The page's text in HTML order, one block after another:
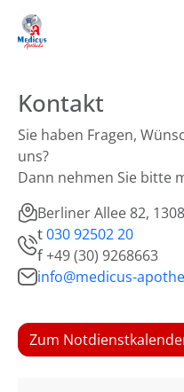
Kontakt
Sie haben Fragen,
uns?
Dann nehmen Sie bitte
Berliner Allee 82,
t030 92502 20
f+49 (30) 9268663
info@medicus-
Zum